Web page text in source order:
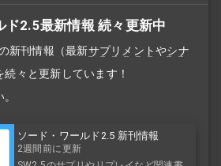
ド2.5最新情報 続々更新中
新刊情報（最新サプリメントやシナ
々と更新しています！
ソード・ワールド2.5 新刊情報
2週間前に更新